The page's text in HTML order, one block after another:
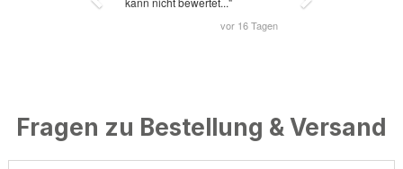
Fragen zu Bestellung & Versand